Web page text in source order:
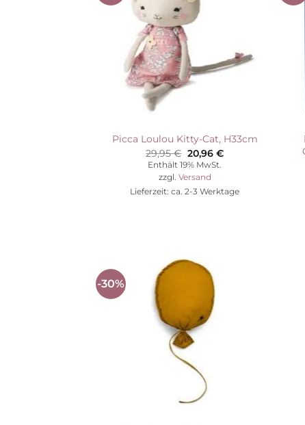
Picca Loulou Kitty-Cat, H33cm
29,95€ Ursprünglicher
Preis
war:
29,95 €
20,96 €Aktueller
Enthält 19% MwSt.
zzgl. Versand
Lieferzeit: ca. 2-3 Werktage
-30%
Wunschliste